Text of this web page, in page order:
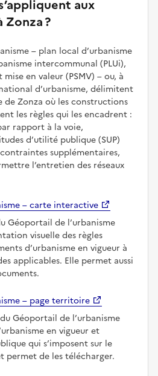
aux
?
– plan local d’urbanisme
intercommunal (PLUi),
en valeur (PSMV) – ou, à
d’urbanisme, délimitent
de Zonza où les constructions
les règles qui les encadrent :
rapport à la voie,
d’utilité publique (SUP)
supplémentaires,
l’entretien des réseaux
– carte interactive
Géoportail de l’urbanisme
visuelle des règles
d’urbanisme en vigueur à
applicables. Elle permet aussi
– page territoire
du Géoportail de l’urbanisme
en vigueur et
qui s’imposent sur le
permet de les télécharger.